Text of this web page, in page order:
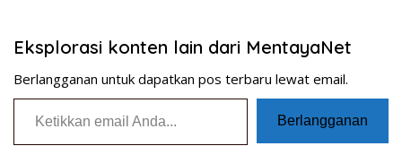
Eksplorasi konten lain dari MentayaNet
Berlangganan untuk dapatkan pos terbaru lewat email.
Ketikkan email Anda...
Berlangganan